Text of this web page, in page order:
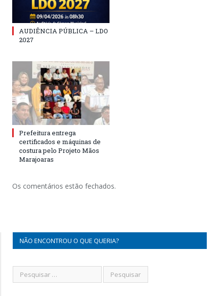
AUDIÊNCIA PÚBLICA – LDO
2027
Prefeitura entrega
certificados e máquinas de
costura pelo Projeto Mãos
Marajoaras
Os comentários estão fechados.
NÃO ENCONTROU O QUE QUERIA?